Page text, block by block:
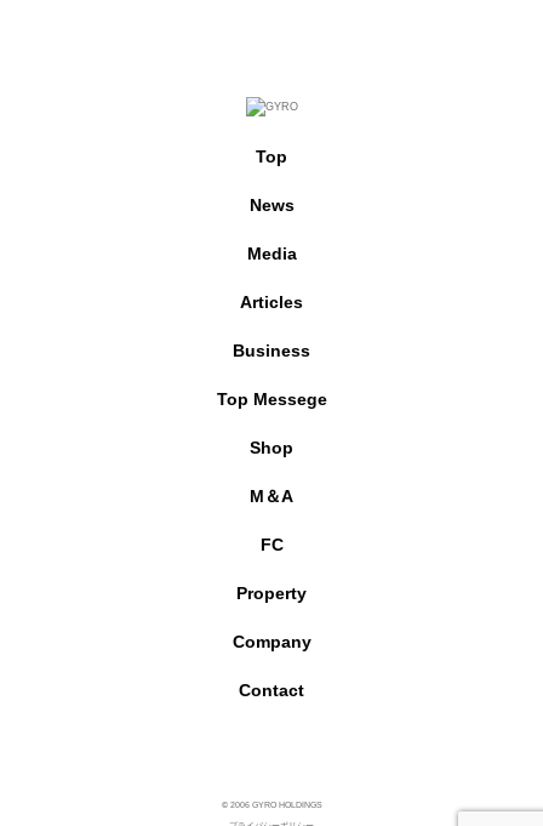
Top
News
Media
Articles
Business
Top Messege
Shop
M＆A
FC
Property
Company
Contact
© 2006 GYRO HOLDINGS